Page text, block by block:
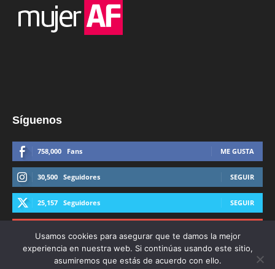
Síguenos
758,000 Fans ME GUSTA
30,500 Seguidores SEGUIR
25,157 Seguidores SEGUIR
Usamos cookies para asegurar que te damos la mejor
experiencia en nuestra web. Si continúas usando este sitio,
asumiremos que estás de acuerdo con ello.